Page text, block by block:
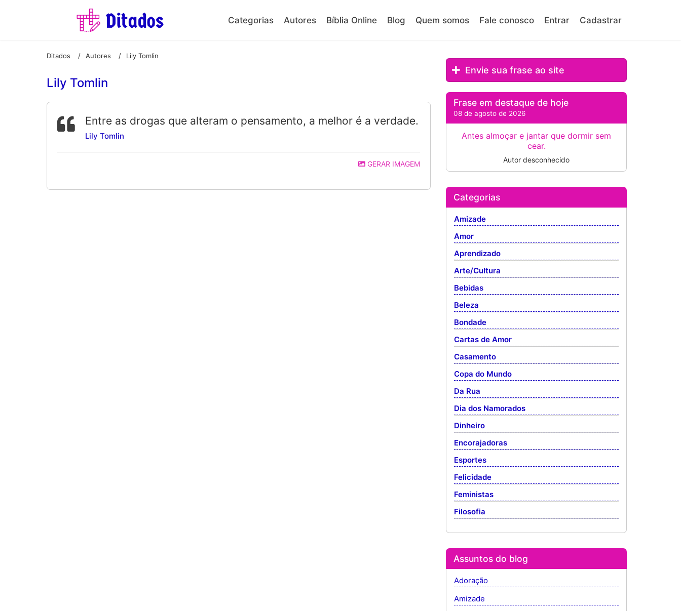
Categorias Autores Bíblia Online Blog Quem somos Fale conosco Entrar Cadastrar
Ditados / Autores / Lily Tomlin
Lily Tomlin
Entre as drogas que alteram o pensamento, a melhor é a verdade.
Lily Tomlin
GERAR IMAGEM
Envie sua frase ao site
Frase em destaque de hoje
08 de agosto de 2026
Antes almoçar e jantar que dormir sem
cear.
Autor desconhecido
Categorias
Amizade
Amor
Aprendizado
Arte/Cultura
Bebidas
Beleza
Bondade
Cartas de Amor
Casamento
Copa do Mundo
Da Rua
Dia dos Namorados
Dinheiro
Encorajadoras
Esportes
Felicidade
Feministas
Filosofia
Assuntos do blog
Adoração
Amizade